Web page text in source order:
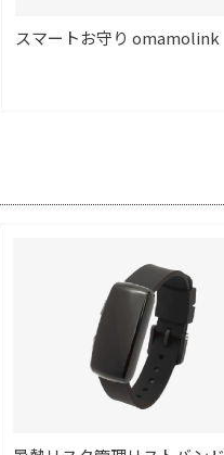
スマートお守り omamolink